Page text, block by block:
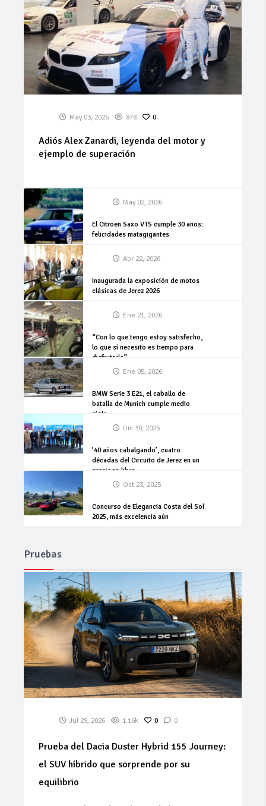
May 03, 2026 878 0
Adiós Alex Zanardi, leyenda del motor y
ejemplo de superación
May 02, 2026
El Citroen Saxo VTS cumple 30 años:
felicidades matagigantes
Abr 22, 2026
Inaugurada la exposición de motos
clásicas de Jerez 2026
Ene 21, 2026
“Con lo que tengo estoy satisfecho,
lo que sí necesito es tiempo para
disfrutarlo”
Ene 05, 2026
BMW Serie 3 E21, el caballo de
batalla de Munich cumple medio
siglo
Dic 30, 2025
’40 años cabalgando’, cuatro
décadas del Circuito de Jerez en un
precioso libro
Oct 23, 2025
Concurso de Elegancia Costa del Sol
2025, más excelencia aún
Pruebas
Jul 29, 2026 1.16k 0 0
Prueba del Dacia Duster Hybrid 155 Journey:
el SUV híbrido que sorprende por su
equilibrio